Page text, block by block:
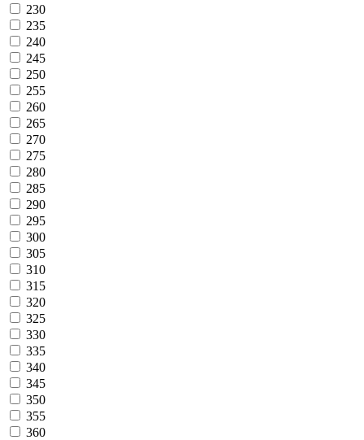
230
235
240
245
250
255
260
265
270
275
280
285
290
295
300
305
310
315
320
325
330
335
340
345
350
355
360